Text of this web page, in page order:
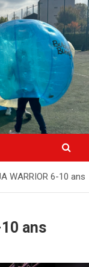
WARRIOR 6-10 ans
ans